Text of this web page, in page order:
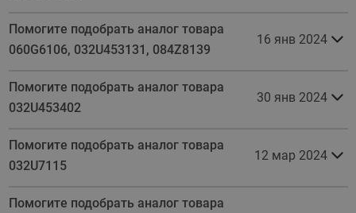
Помогите подобрать аналог товара
060G6106, 032U453131, 084Z8139
16 янв 2024
Помогите подобрать аналог товара
032U453402
30 янв 2024
Помогите подобрать аналог товара
032U7115
12 мар 2024
Помогите подобрать аналог товара